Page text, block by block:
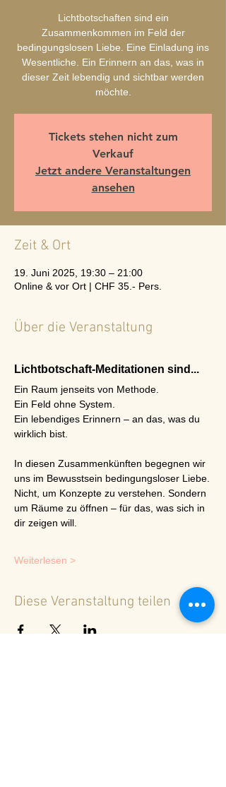
Lichtbotschaften sind ein
Zusammenkommen im Feld der
bedingungslosen Liebe. Eine Einladung ins
Wesentliche. Ein Erinnern an das, was in
dieser Zeit lebendig und sichtbar werden
möchte.
Tickets stehen nicht zum
Verkauf
Jetzt andere Veranstaltungen
ansehen
Zeit & Ort
19. Juni 2025, 19:30 – 21:00
Online & vor Ort | CHF 35.- Pers.
Über die Veranstaltung
Lichtbotschaft-Meditationen sind...
Ein Raum jenseits von Methode.
Ein Feld ohne System.
Ein lebendiges Erinnern – an das, was du
wirklich bist.
In diesen Zusammenkünften begegnen wir
uns im Bewusstsein bedingungsloser Liebe.
Nicht, um Konzepte zu verstehen. Sondern
um Räume zu öffnen – für das, was sich in
dir zeigen will.
Weiterlesen >
Diese Veranstaltung teilen